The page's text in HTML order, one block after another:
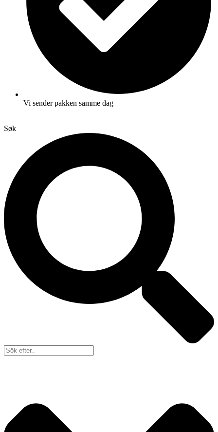
Vi sender pakken samme dag
Søk